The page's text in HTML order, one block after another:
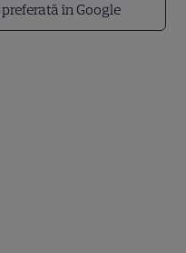
în Google